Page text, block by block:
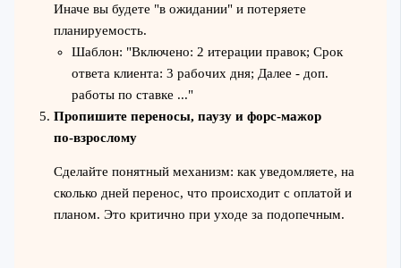
Иначе вы будете "в ожидании" и потеряете
планируемость.
Шаблон: "Включено: 2 итерации правок; Срок
ответа клиента: 3 рабочих дня; Далее - доп.
работы по ставке ..."
Пропишите переносы, паузу и форс‑мажор
по‑взрослому
Сделайте понятный механизм: как уведомляете, на
сколько дней перенос, что происходит с оплатой и
планом. Это критично при уходе за подопечным.